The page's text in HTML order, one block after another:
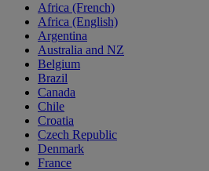
Africa (French)
Africa (English)
Argentina
Australia and NZ
Belgium
Brazil
Canada
Chile
Croatia
Czech Republic
Denmark
France